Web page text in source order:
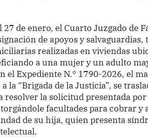
27 de enero, el Cuarto Juzgado de
de apoyos y
realizadas en viviendas
a una mujer y un adulto
el Expediente N.° 1790-2026, el
la “Brigada de la Justicia”, se
resolver la solicitud presentada
facultades para cobrar y
de su hija, quien presenta